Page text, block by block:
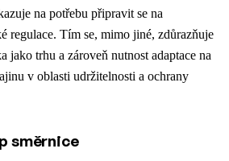
na potřebu připravit se na
regulace. Tím se, mimo jiné, zdůrazňuje
jako trhu a zároveň nutnost adaptace na
v oblasti udržitelnosti a ochrany
směrnice